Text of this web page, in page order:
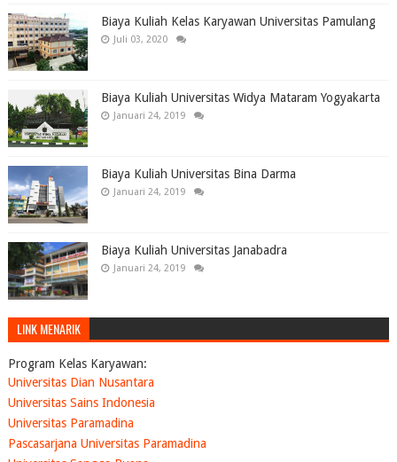
Biaya Kuliah Kelas Karyawan Universitas Pamulang
Juli 03, 2020
Biaya Kuliah Universitas Widya Mataram Yogyakarta
Januari 24, 2019
Biaya Kuliah Universitas Bina Darma
Januari 24, 2019
Biaya Kuliah Universitas Janabadra
Januari 24, 2019
LINK MENARIK
Program Kelas Karyawan:
Universitas Dian Nusantara
Universitas Sains Indonesia
Universitas Paramadina
Pascasarjana Universitas Paramadina